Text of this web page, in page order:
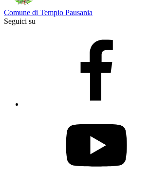
Comune di Tempio Pausania
Seguici su